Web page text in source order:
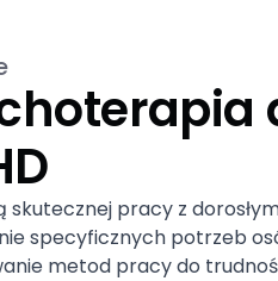
skutecznej pracy z
specyficznych potrzeb
metod pracy do